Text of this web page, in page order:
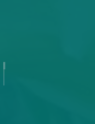
Angelic Messenger